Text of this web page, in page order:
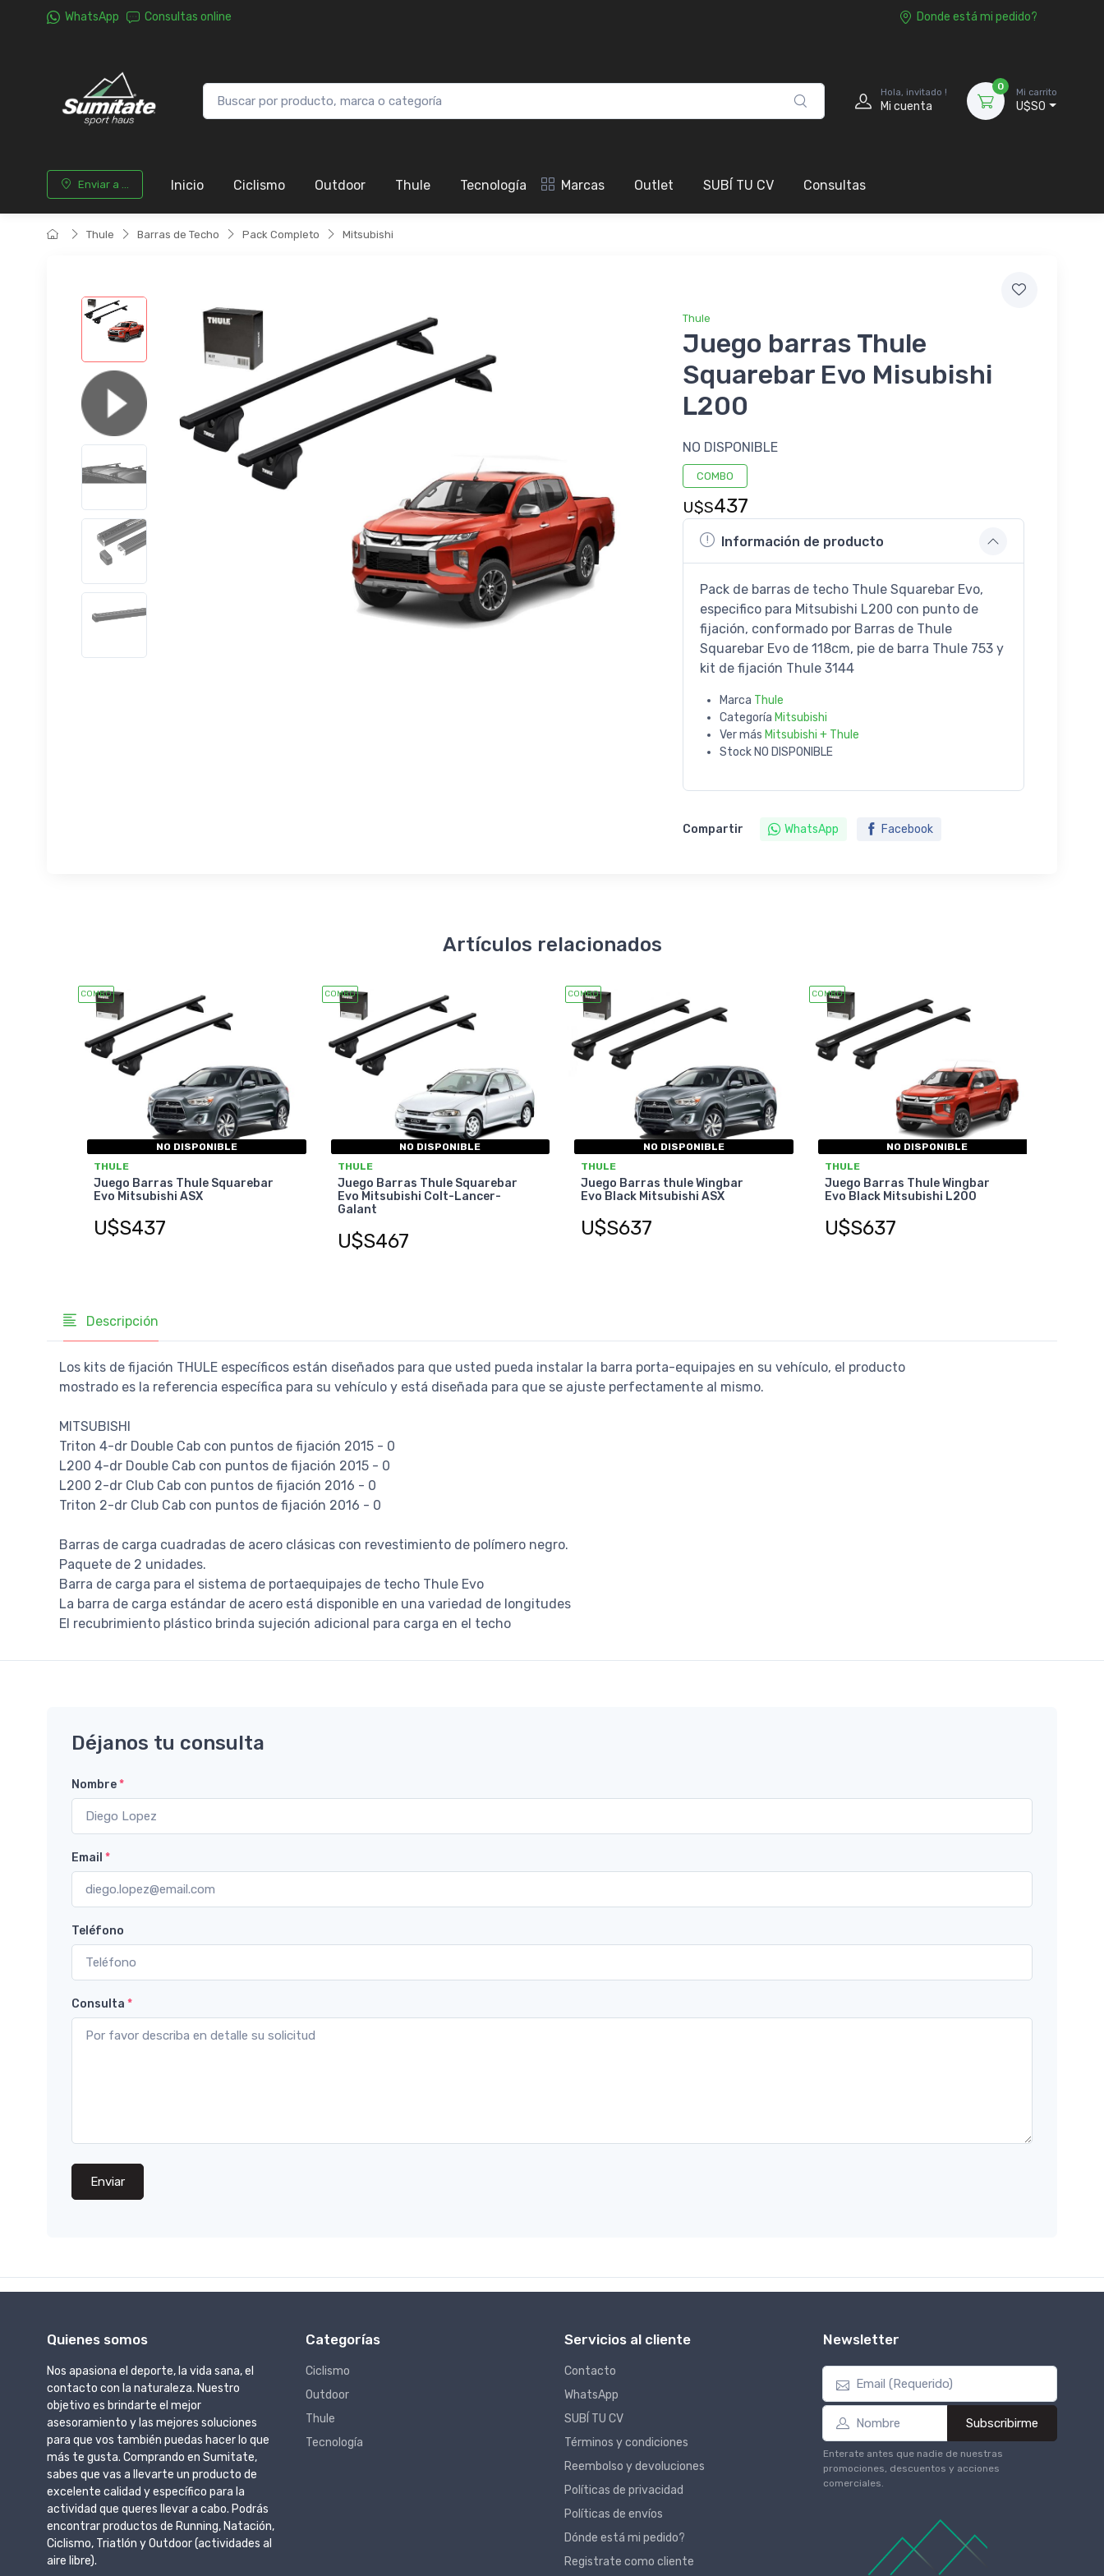
WhatsApp Consultas online Donde está mi pedido?
Hola, invitado !
Mi cuenta
0
Mi carrito
U$S0
Enviar a ... Inicio Ciclismo Outdoor Thule Tecnología Marcas Outlet SUBÍ TU CV Consultas
Thule Barras de Techo Pack Completo Mitsubishi
Thule
Juego barras Thule
Squarebar Evo Misubishi
L200
NO DISPONIBLE
COMBO
U$S437
Información de producto
Pack de barras de techo Thule Squarebar Evo,
especifico para Mitsubishi L200 con punto de
fijación, conformado por Barras de Thule
Squarebar Evo de 118cm, pie de barra Thule 753 y
kit de fijación Thule 3144
Marca Thule
Categoría Mitsubishi
Ver más Mitsubishi + Thule
Stock NO DISPONIBLE
Compartir WhatsApp Facebook
Artículos relacionados
COMBO
NO DISPONIBLE
THULE
Juego Barras Thule Squarebar
Evo Mitsubishi ASX
U$S437
COMBO
NO DISPONIBLE
THULE
Juego Barras Thule Squarebar
Evo Mitsubishi Colt-Lancer-
Galant
U$S467
COMBO
NO DISPONIBLE
THULE
Juego Barras thule Wingbar
Evo Black Mitsubishi ASX
U$S637
COMBO
NO DISPONIBLE
THULE
Juego Barras Thule Wingbar
Evo Black Mitsubishi L200
U$S637
Descripción
Los kits de fijación THULE específicos están diseñados para que usted pueda instalar la barra porta-equipajes en su vehículo, el producto
mostrado es la referencia específica para su vehículo y está diseñada para que se ajuste perfectamente al mismo.
MITSUBISHI
Triton 4-dr Double Cab con puntos de fijación 2015 - 0
L200 4-dr Double Cab con puntos de fijación 2015 - 0
L200 2-dr Club Cab con puntos de fijación 2016 - 0
Triton 2-dr Club Cab con puntos de fijación 2016 - 0
Barras de carga cuadradas de acero clásicas con revestimiento de polímero negro.
Paquete de 2 unidades.
Barra de carga para el sistema de portaequipajes de techo Thule Evo
La barra de carga estándar de acero está disponible en una variedad de longitudes
El recubrimiento plástico brinda sujeción adicional para carga en el techo
Déjanos tu consulta
Nombre*
Email *
Teléfono
Consulta *
Enviar
Quienes somos
Nos apasiona el deporte, la vida sana, el
contacto con la naturaleza. Nuestro
objetivo es brindarte el mejor
asesoramiento y las mejores soluciones
para que vos también puedas hacer lo que
más te gusta. Comprando en Sumitate,
sabes que vas a llevarte un producto de
excelente calidad y específico para la
actividad que queres llevar a cabo. Podrás
encontrar productos de Running, Natación,
Ciclismo, Triatlón y Outdoor (actividades al
aire libre).
Categorías
Ciclismo
Outdoor
Thule
Tecnología
Servicios al cliente
Contacto
WhatsApp
SUBÍ TU CV
Términos y condiciones
Reembolso y devoluciones
Políticas de privacidad
Políticas de envíos
Dónde está mi pedido?
Registrate como cliente
Newsletter
Subscribirme
Enterate antes que nadie de nuestras
promociones, descuentos y acciones
comerciales.